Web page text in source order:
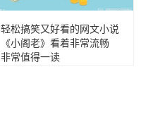
轻松搞笑又好看的网文小说
《小阁老》看着非常流畅
非常值得一读